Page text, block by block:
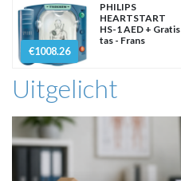
€1008.26
PHILIPS
HEARTSTART
HS-1 AED + Gratis
tas - Frans
Uitgelicht